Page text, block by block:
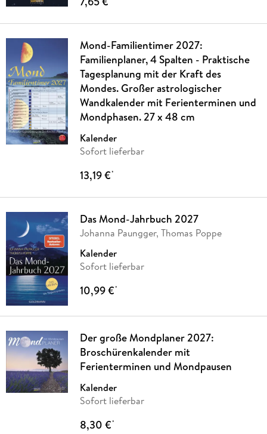
Mond-Familientimer 2027:
Familienplaner, 4 Spalten - Praktische
Tagesplanung mit der Kraft des
Mondes. Großer astrologischer
Wandkalender mit Ferienterminen und
Mondphasen. 27 x 48 cm
Kalender
Sofort lieferbar
13,19 €*
Das Mond-Jahrbuch 2027
Johanna Paungger, Thomas Poppe
Kalender
Sofort lieferbar
10,99 €*
Der große Mondplaner 2027:
Broschürenkalender mit
Ferienterminen und Mondpausen
Kalender
Sofort lieferbar
8,30 €*